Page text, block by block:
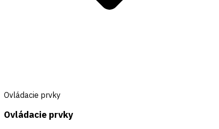
Ovládacie prvky
Ovládacie prvky